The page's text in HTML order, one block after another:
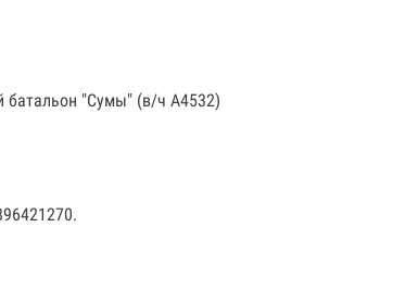
батальон "Сумы" (в/ч А4532)